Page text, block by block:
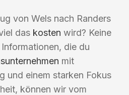
von Wels nach Randers
das kosten wird? Keine
die du
mit
und einem starken Fokus
können wir vom